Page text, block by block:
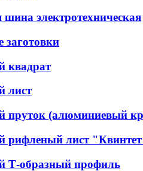
электротехническая
квадрат
лист
пруток (алюминиевый
рифленый лист
Т-образный профиль